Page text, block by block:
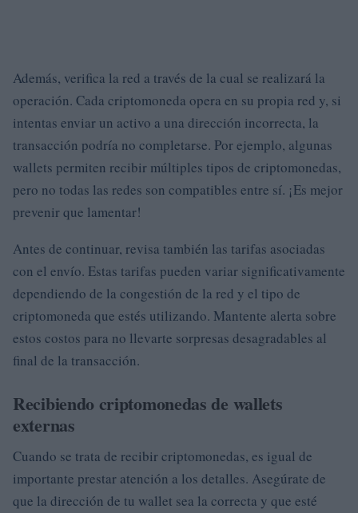
Además, verifica la red a través de la cual se realizará la
operación. Cada criptomoneda opera en su propia red y, si
intentas enviar un activo a una dirección incorrecta, la
transacción podría no completarse. Por ejemplo, algunas
wallets permiten recibir múltiples tipos de criptomonedas,
pero no todas las redes son compatibles entre sí. ¡Es mejor
prevenir que lamentar!
Antes de continuar, revisa también las tarifas asociadas
con el envío. Estas tarifas pueden variar significativamente
dependiendo de la congestión de la red y el tipo de
criptomoneda que estés utilizando. Mantente alerta sobre
estos costos para no llevarte sorpresas desagradables al
final de la transacción.
Recibiendo criptomonedas de wallets
externas
Cuando se trata de recibir criptomonedas, es igual de
importante prestar atención a los detalles. Asegúrate de
que la dirección de tu wallet sea la correcta y que esté